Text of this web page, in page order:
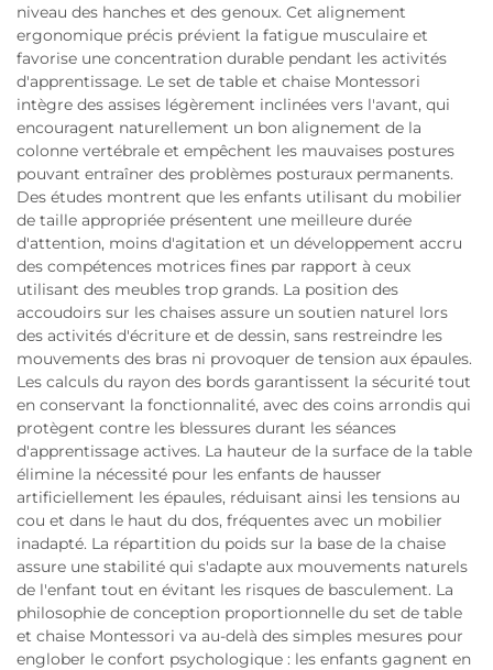
niveau des hanches et des genoux. Cet alignement
ergonomique précis prévient la fatigue musculaire et
favorise une concentration durable pendant les activités
d'apprentissage. Le set de table et chaise Montessori
intègre des assises légèrement inclinées vers l'avant, qui
encouragent naturellement un bon alignement de la
colonne vertébrale et empêchent les mauvaises postures
pouvant entraîner des problèmes posturaux permanents.
Des études montrent que les enfants utilisant du mobilier
de taille appropriée présentent une meilleure durée
d'attention, moins d'agitation et un développement accru
des compétences motrices fines par rapport à ceux
utilisant des meubles trop grands. La position des
accoudoirs sur les chaises assure un soutien naturel lors
des activités d'écriture et de dessin, sans restreindre les
mouvements des bras ni provoquer de tension aux épaules.
Les calculs du rayon des bords garantissent la sécurité tout
en conservant la fonctionnalité, avec des coins arrondis qui
protègent contre les blessures durant les séances
d'apprentissage actives. La hauteur de la surface de la table
élimine la nécessité pour les enfants de hausser
artificiellement les épaules, réduisant ainsi les tensions au
cou et dans le haut du dos, fréquentes avec un mobilier
inadapté. La répartition du poids sur la base de la chaise
assure une stabilité qui s'adapte aux mouvements naturels
de l'enfant tout en évitant les risques de basculement. La
philosophie de conception proportionnelle du set de table
et chaise Montessori va au-delà des simples mesures pour
englober le confort psychologique : les enfants gagnent en